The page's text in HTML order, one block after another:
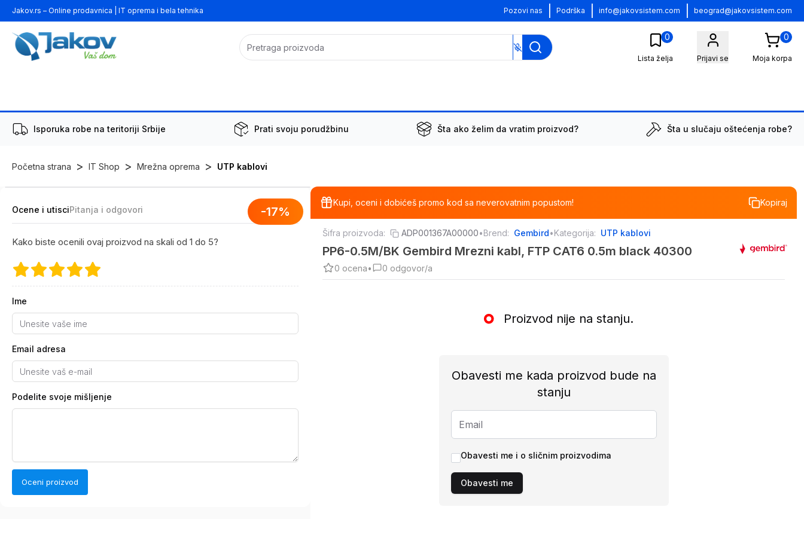
Jakov.rs – Online prodavnica | IT oprema i bela tehnika Pozovi nas Podrška info@jakovsistem.com beograd@jakovsistem.com
0
Lista želja Prijavi se
0
Moja korpa
Isporuka robe na teritoriji Srbije Prati svoju porudžbinu Šta ako želim da vratim proizvod? Šta u slučaju oštećenja robe?
Početna strana > IT Shop > Mrežna oprema > UTP kablovi
-17%
Ocene i utisciPitanja i odgovori
Kako biste ocenili ovaj proizvod na skali od 1 do 5?
Ime
Email adresa
Podelite svoje mišljenje
Oceni proizvod
Kupi, oceni i dobićeš promo kod sa neverovatnim popustom! Kopiraj
Šifra proizvoda: ADP001367A00000•Brend: Gembird•Kategorija: UTP kablovi
PP6-0.5M/BK Gembird Mrezni kabl, FTP CAT6 0.5m black 40300
0 ocena• 0 odgovor/a
Proizvod nije na stanju.
Obavesti me kada proizvod bude na
stanju
Obavesti me i o sličnim proizvodima
Obavesti me